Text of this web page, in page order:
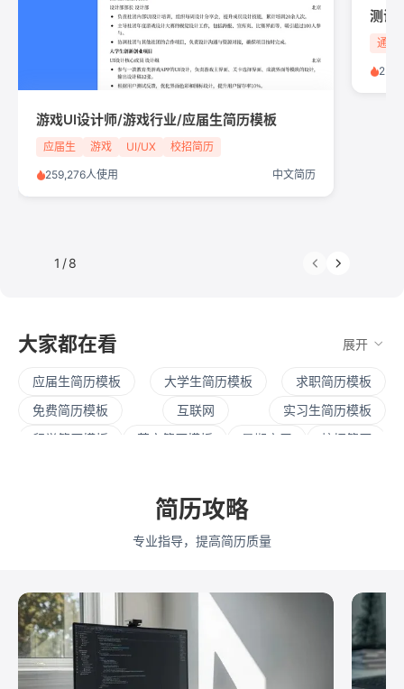
游戏UI设计师/游戏行业/应届生简历模板
应届生 游戏 UI/UX 校招简历
259,276人使用 中文简历
测试
通信
1 /8
大家都在看 展开
应届生简历模板 大学生简历模板
求职简历模板
免费简历模板
互联网
实习生简历模板
留学简历模板
英文简历模板 暑期实习
校招简历
考研复试 简历范文
运营简历模板
测试
UI/UX
平面设计/美工
人力资源
会展策划 医疗/健康
品牌公关
算法工程师
快消 JavaScript
.NET工程师
简历攻略
专业指导，提高简历质量